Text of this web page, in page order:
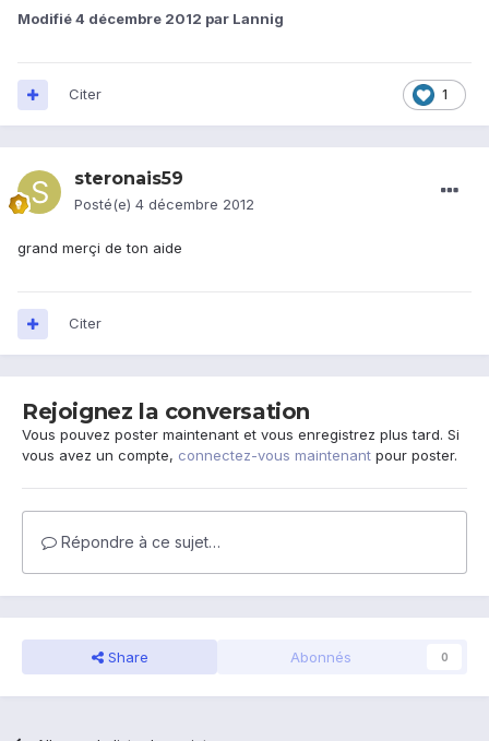
Modifié4 décembre 2012 par Lannig
1
Citer
steronais59
Posté(e) 4 décembre 2012
grand merçi de ton aide
Citer
Rejoignez la conversation
Vous pouvez poster maintenant et vous enregistrez plus tard. Si
vous avez un compte, connectez-vous maintenant pour poster.
Répondre à ce sujet…
Share Abonnés 0